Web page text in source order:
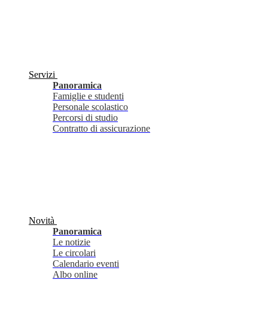
Servizi
Panoramica
Famiglie e studenti
Personale scolastico
Percorsi di studio
Contratto di assicurazione
Novità
Panoramica
Le notizie
Le circolari
Calendario eventi
Albo online